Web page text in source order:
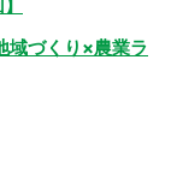
域づくり×農業ラ